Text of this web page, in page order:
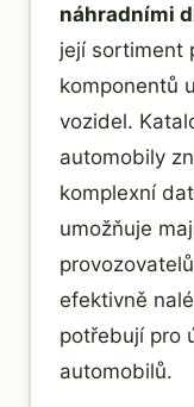
náhradními
její sortiment
komponentů
vozidel.
automobily
komplexní
umožňuje
efektivně
potřebují pro
automobilů.